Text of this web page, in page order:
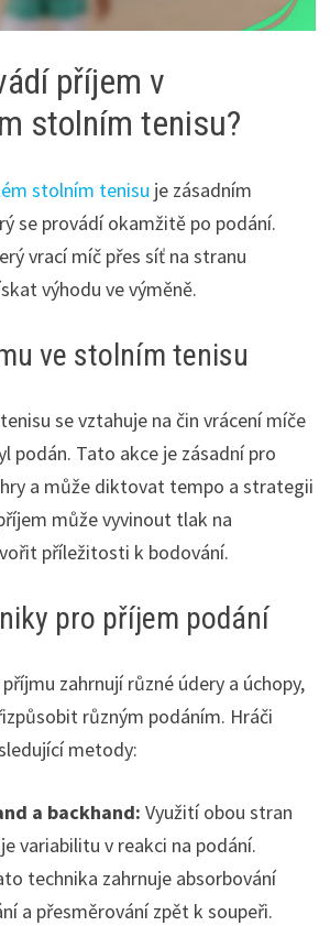
příjem v
stolním tenisu?
stolním tenisu je zásadním
se provádí okamžitě po podání.
vrací míč přes síť na stranu
výhodu ve výměně.
ve stolním tenisu
se vztahuje na čin vrácení míče
podán. Tato akce je zásadní pro
a může diktovat tempo a strategii
může vyvinout tlak na
příležitosti k bodování.
pro příjem podání
zahrnují různé údery a úchopy,
různým podáním. Hráči
metody:
a backhand: Využití obou stran
variabilitu v reakci na podání.
technika zahrnuje absorbování
a přesměrování zpět k soupeři.